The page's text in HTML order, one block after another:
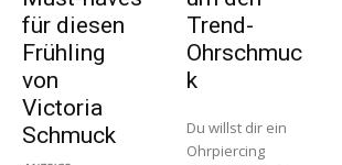
für diesen
Frühling
von
Victoria
Schmuck
Trend-
Ohrschmuc
k
Du willst dir ein
Ohrpiercing